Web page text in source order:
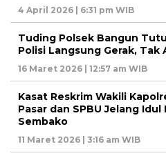
4 April 2026 | 6:31 pm WIB
Tuding Polsek Bangun
Polisi Langsung Gerak, Tak
16 Maret 2026 | 12:57 am WIB
Kasat Reskrim Wakili
Pasar dan SPBU Jelang
Sembako
11 Maret 2026 | 3:16 am WIB